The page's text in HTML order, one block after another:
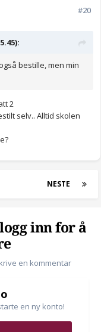
#20
bestille, men min
2
selv.. Alltid skolen
NESTE
inn for å
en kommentar
en ny konto!